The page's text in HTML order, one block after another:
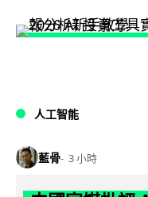
人工智能
藍骨 3 小時